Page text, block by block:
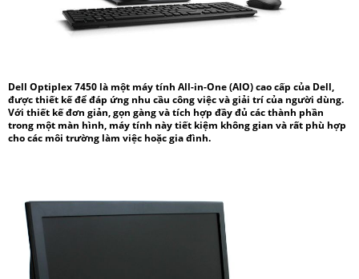
Dell Optiplex 7450 là một máy tính All-in-One (AIO) cao cấp của Dell,
được thiết kế để đáp ứng nhu cầu công việc và giải trí của người dùng.
Với thiết kế đơn giản, gọn gàng và tích hợp đầy đủ các thành phần
trong một màn hình, máy tính này tiết kiệm không gian và rất phù hợp
cho các môi trường làm việc hoặc gia đình.